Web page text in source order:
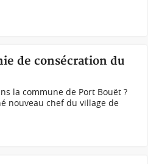
de consécration du
la commune de Port Bouët ?
nouveau chef du village de